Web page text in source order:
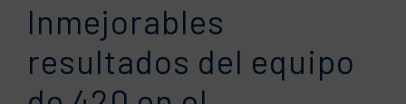
Inmejorables
resultados del equipo